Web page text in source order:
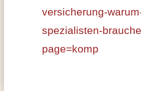
versicherung-
spezialisten-
page=komp